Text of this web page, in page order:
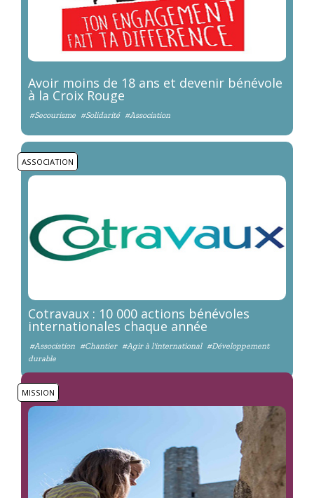
Avoir moins de 18 ans et devenir bénévole
à la Croix Rouge
#Secourisme #Solidarité #Association
ASSOCIATION
Cotravaux : 10 000 actions bénévoles
internationales chaque année
#Association #Chantier #Agir à l'international #Développement
durable
MISSION